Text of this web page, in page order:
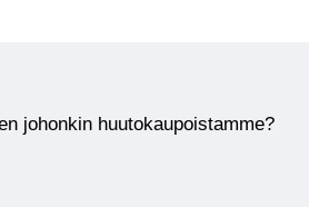
johonkin huutokaupoistamme?